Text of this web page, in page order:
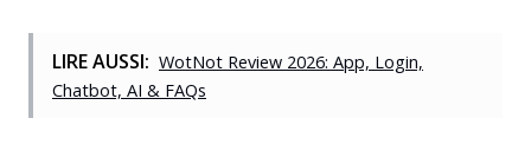
LIRE AUSSI: WotNot Review 2026: App, Login,
Chatbot, AI & FAQs